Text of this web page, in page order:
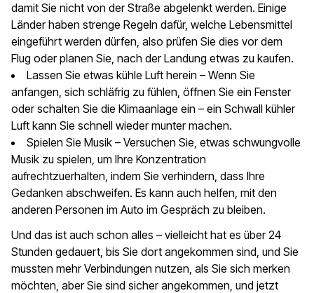
damit Sie nicht von der Straße abgelenkt werden. Einige
Länder haben strenge Regeln dafür, welche Lebensmittel
eingeführt werden dürfen, also prüfen Sie dies vor dem
Flug oder planen Sie, nach der Landung etwas zu kaufen.
Lassen Sie etwas kühle Luft herein – Wenn Sie
anfangen, sich schläfrig zu fühlen, öffnen Sie ein Fenster
oder schalten Sie die Klimaanlage ein – ein Schwall kühler
Luft kann Sie schnell wieder munter machen.
Spielen Sie Musik – Versuchen Sie, etwas schwungvolle
Musik zu spielen, um Ihre Konzentration
aufrechtzuerhalten, indem Sie verhindern, dass Ihre
Gedanken abschweifen. Es kann auch helfen, mit den
anderen Personen im Auto im Gespräch zu bleiben.
Und das ist auch schon alles – vielleicht hat es über 24
Stunden gedauert, bis Sie dort angekommen sind, und Sie
mussten mehr Verbindungen nutzen, als Sie sich merken
möchten, aber Sie sind sicher angekommen, und jetzt